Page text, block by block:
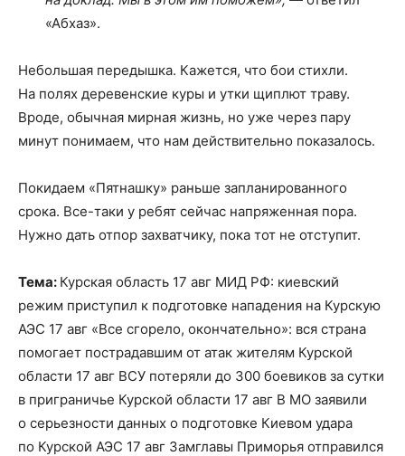
«Абхаз».
Небольшая передышка. Кажется, что бои стихли.
На полях деревенские куры и утки щиплют траву.
Вроде, обычная мирная жизнь, но уже через пару
минут понимаем, что нам действительно показалось.
Покидаем «Пятнашку» раньше запланированного
срока. Все-таки у ребят сейчас напряженная пора.
Нужно дать отпор захватчику, пока тот не отступит.
Тема: Курская область 17 авг МИД РФ: киевский
режим приступил к подготовке нападения на Курскую
АЭС 17 авг «Все сгорело, окончательно»: вся страна
помогает пострадавшим от атак жителям Курской
области 17 авг ВСУ потеряли до 300 боевиков за сутки
в приграничье Курской области 17 авг В МО заявили
о серьезности данных о подготовке Киевом удара
по Курской АЭС 17 авг Замглавы Приморья отправился